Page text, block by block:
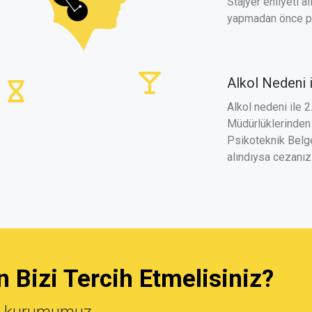
yapmadan önce
Alkol Nedeni
Alkol nedeni ile
Psikoteknik
alındıysa
Bizi Tercih Etmelisiniz?